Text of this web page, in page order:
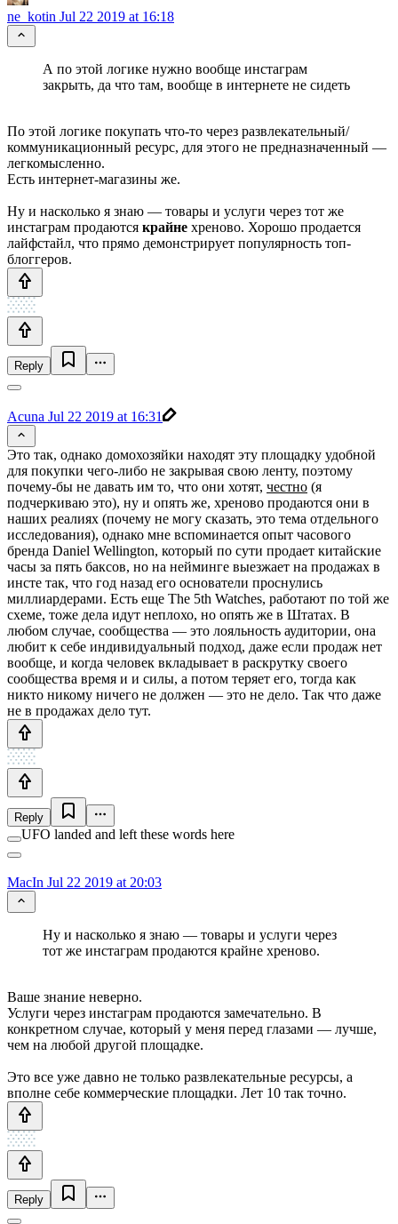
ne_kotin Jul 22 2019 at 16:18
А по этой логике нужно вообще инстаграм
закрыть, да что там, вообще в интернете не сидеть
По этой логике покупать что-то через развлекательный/
коммуникационный ресурс, для этого не предназначенный —
легкомысленно.
Есть интернет-магазины же.
Ну и насколько я знаю — товары и услуги через тот же
инстаграм продаются крайне хреново. Хорошо продается
лайфстайл, что прямо демонстрирует популярность топ-
блоггеров.
Reply
Acuna Jul 22 2019 at 16:31
Это так, однако домохозяйки находят эту площадку удобной
для покупки чего-либо не закрывая свою ленту, поэтому
почему-бы не давать им то, что они хотят, честно (я
подчеркиваю это), ну и опять же, хреново продаются они в
наших реалиях (почему не могу сказать, это тема отдельного
исследования), однако мне вспоминается опыт часового
бренда Daniel Wellington, который по сути продает китайские
часы за пять баксов, но на нейминге выезжает на продажах в
инсте так, что год назад его основатели проснулись
миллиардерами. Есть еще The 5th Watches, работают по той же
схеме, тоже дела идут неплохо, но опять же в Штатах. В
любом случае, сообщества — это лояльность аудитории, она
любит к себе индивидуальный подход, даже если продаж нет
вообще, и когда человек вкладывает в раскрутку своего
сообщества время и и силы, а потом теряет его, тогда как
никто никому ничего не должен — это не дело. Так что даже
не в продажах дело тут.
Reply
UFO landed and left these words here
MacIn Jul 22 2019 at 20:03
Ну и насколько я знаю — товары и услуги через
тот же инстаграм продаются крайне хреново.
Ваше знание неверно.
Услуги через инстаграм продаются замечательно. В
конкретном случае, который у меня перед глазами — лучше,
чем на любой другой площадке.
Это все уже давно не только развлекательные ресурсы, а
вполне себе коммерческие площадки. Лет 10 так точно.
Reply